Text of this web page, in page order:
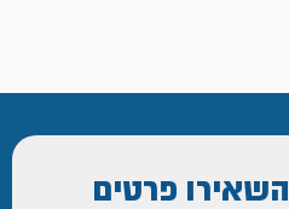
השאירו פרטים